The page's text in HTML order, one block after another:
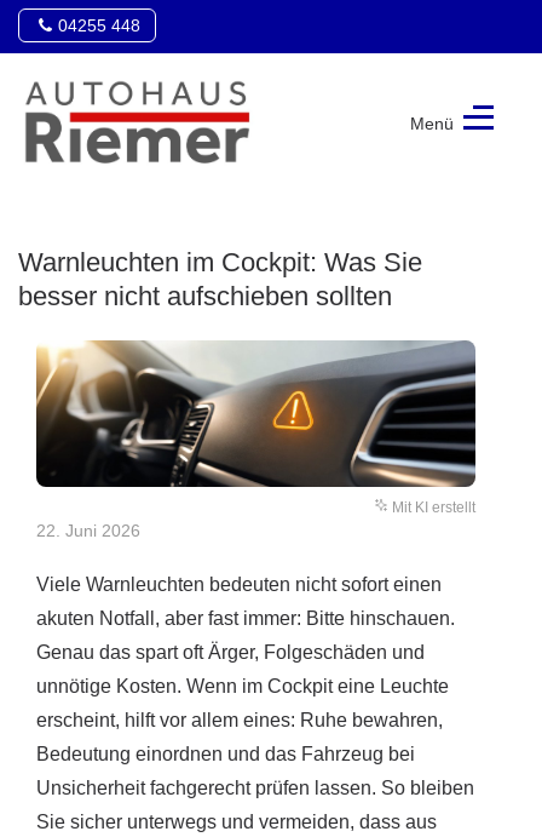
04255 448
Menü
Warnleuchten im Cockpit: Was Sie
besser nicht aufschieben sollten
Mit KI erstellt
22. Juni 2026
Viele Warnleuchten bedeuten nicht sofort einen
akuten Notfall, aber fast immer: Bitte hinschauen.
Genau das spart oft Ärger, Folgeschäden und
unnötige Kosten. Wenn im Cockpit eine Leuchte
erscheint, hilft vor allem eines: Ruhe bewahren,
Bedeutung einordnen und das Fahrzeug bei
Unsicherheit fachgerecht prüfen lassen. So bleiben
Sie sicher unterwegs und vermeiden, dass aus